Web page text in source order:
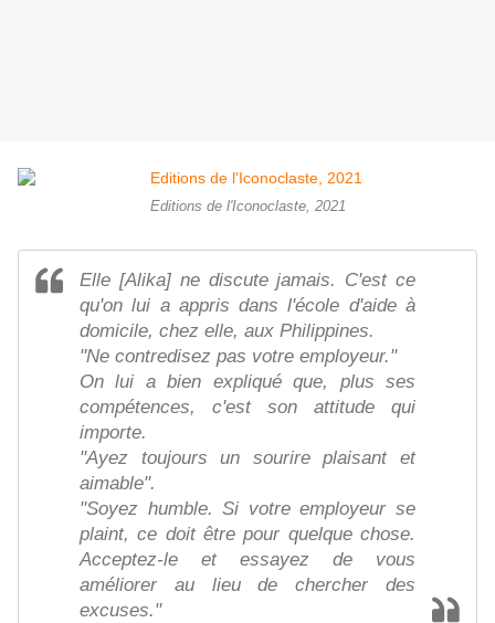
Editions de l'Iconoclaste, 2021
Elle [Alika] ne discute jamais. C'est ce
qu'on lui a appris dans l'école d'aide à
domicile, chez elle, aux Philippines.
"Ne contredisez pas votre employeur."
On lui a bien expliqué que, plus ses
compétences, c'est son attitude qui
importe.
"Ayez toujours un sourire plaisant et
aimable".
"Soyez humble. Si votre employeur se
plaint, ce doit être pour quelque chose.
Acceptez-le et essayez de vous
améliorer au lieu de chercher des
excuses."